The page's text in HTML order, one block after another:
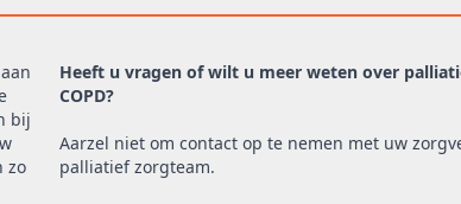
bij
zo
Heeft u vragen of wilt u meer weten over
COPD?
Aarzel niet om contact op te nemen met uw
palliatief zorgteam.